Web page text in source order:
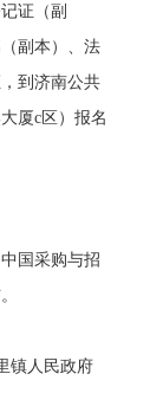
证（副
副本）、法
到济南公共
厦c区）报名
国采购与招
镇人民政府